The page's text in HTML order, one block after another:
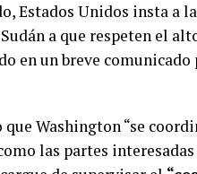
Estados Unidos insta a
a que respeten el
en un breve
Washington “se
las partes